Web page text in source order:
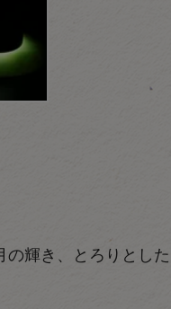
輝き、とろりとした